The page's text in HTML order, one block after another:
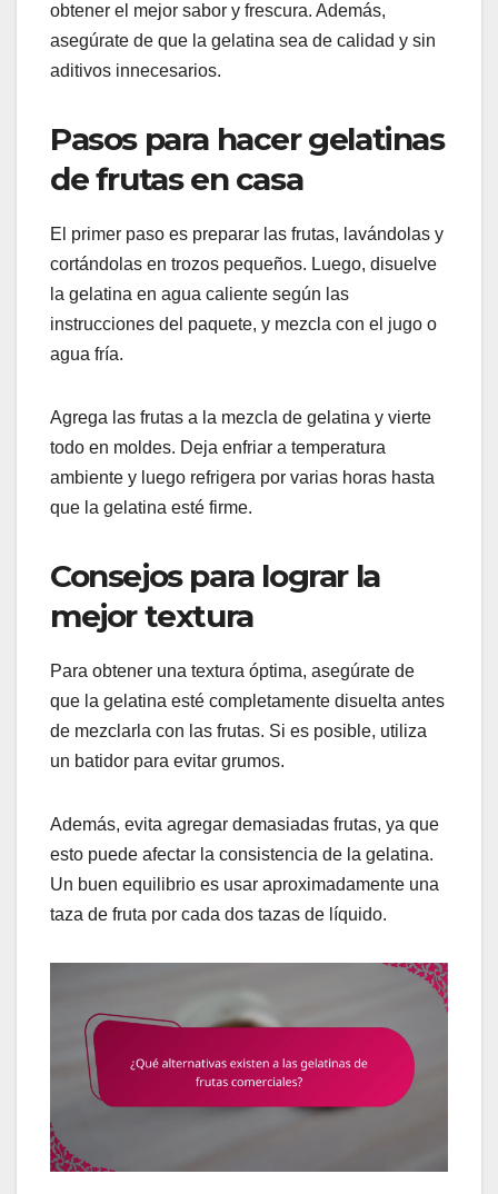
obtener el mejor sabor y frescura. Además,
asegúrate de que la gelatina sea de calidad y sin
aditivos innecesarios.
Pasos para hacer gelatinas
de frutas en casa
El primer paso es preparar las frutas, lavándolas y
cortándolas en trozos pequeños. Luego, disuelve
la gelatina en agua caliente según las
instrucciones del paquete, y mezcla con el jugo o
agua fría.
Agrega las frutas a la mezcla de gelatina y vierte
todo en moldes. Deja enfriar a temperatura
ambiente y luego refrigera por varias horas hasta
que la gelatina esté firme.
Consejos para lograr la
mejor textura
Para obtener una textura óptima, asegúrate de
que la gelatina esté completamente disuelta antes
de mezclarla con las frutas. Si es posible, utiliza
un batidor para evitar grumos.
Además, evita agregar demasiadas frutas, ya que
esto puede afectar la consistencia de la gelatina.
Un buen equilibrio es usar aproximadamente una
taza de fruta por cada dos tazas de líquido.